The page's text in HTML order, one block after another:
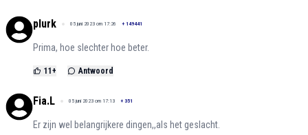
plurk 05 juni 2023 om 17:26 + 149441
Prima, hoe slechter hoe beter.
11 + Antwoord
Fia.L 05 juni 2023 om 17:13 + 351
Er zijn wel belangrijkere dingen,,als het geslacht.